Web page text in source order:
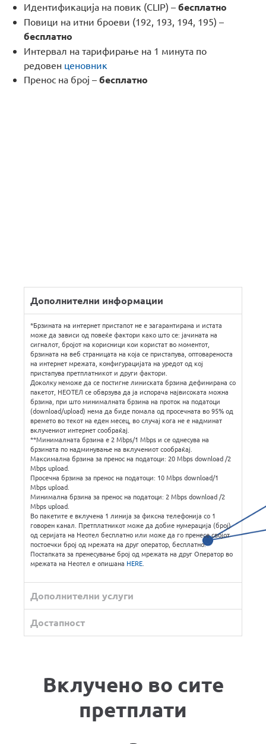
Идентификација на повик (CLIP) – бесплатно
Повици на итни броеви (192, 193, 194, 195) –
бесплатно
Интервал на тарифирање на 1 минута по
редовен ценовник
Пренос на број – бесплатно
Дополнителни информации
*Брзината на интернет пристапот не е загарантирана и истата
може да зависи од повеќе фактори како што се: јачината на
сигналот, бројот на корисници кои користат во моментот,
брзината на веб страницата на која се пристапува, оптовареноста
на интернет мрежата, конфигурацијата на уредот од кој
пристапува претплатникот и други фактори.
Доколку неможе да се постигне линиската брзина дефинирана со
пакетот, НЕОТЕЛ се обврзува да ја испорача највисоката можна
брзина, при што минималната брзина на проток на податоци
(download/upload) нема да биде помала од просечната во 95% од
времето во текот на еден месец, во случај кога не е надминат
вклучениот интернет сообраќај.
**Минималната брзина е 2 Mbps/1 Mbps и се однесува на
брзината по надминување на вклучениот сообраќај.
Максимална брзина за пренос на податоци: 20 Mbps download /2
Mbps upload.
Просечна брзина за пренос на податоци: 10 Mbps download/1
Мbps upload.
Минимална брзина за пренос на податоци: 2 Mbps download /2
Мbps upload.
Во пакетите е вклучена 1 линија за фиксна телефонија со 1
говорен канал. Претплатникот може да добие нумерација (број)
од серијата на Неотел бесплатно или може да го пренесе својот
постоечки број од мрежата на друг оператор, бесплатно.
Постапката за пренесување број од мрежата на друг Оператор во
мрежата на Неотел е опишана HERE
Дополнителни услуги
Достапност
Вклучено во сите
претплати​